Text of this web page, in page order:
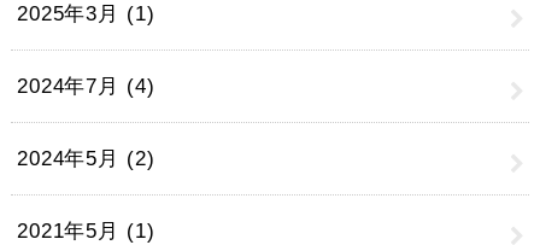
2025年3月 (1)
2024年7月 (4)
2024年5月 (2)
2021年5月 (1)